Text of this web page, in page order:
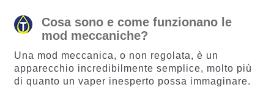
Cosa sono e come funzionano le
mod meccaniche?
Una mod meccanica, o non regolata, è un
apparecchio incredibilmente semplice, molto più
di quanto un vaper inesperto possa immaginare.